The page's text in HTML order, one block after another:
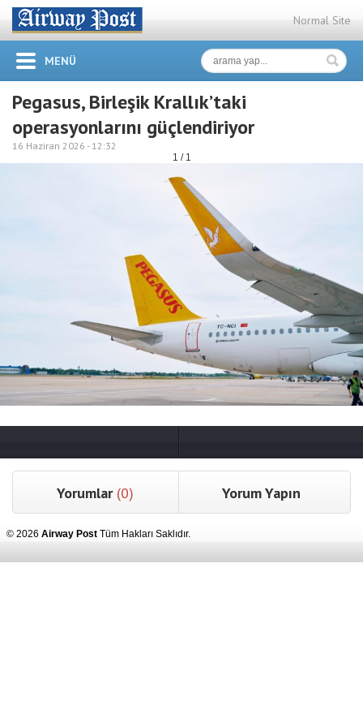
Normal Site
MENÜ
Pegasus, Birleşik Krallık’taki
operasyonlarını güçlendiriyor
16 Haziran 2026 - 12:32
1 / 1
Yorumlar (0) Yorum Yapın
© 2026 Airway Post Tüm Hakları Saklıdır.